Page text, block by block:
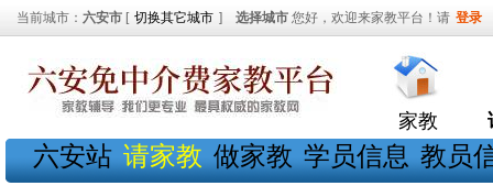
当前城市： 六安市 [ 切换其它城市 ] 选择城市 您好，欢迎来家教平台！请 登录
家教
六安站 请家教 做家教 学员信息 教员